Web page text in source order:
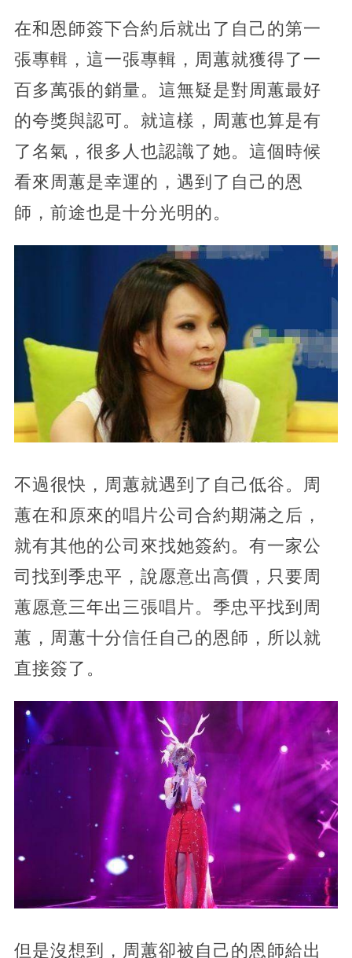
在和恩師簽下合約后就出了自己的第一
張專輯，這一張專輯，周蕙就獲得了一
百多萬張的銷量。這無疑是對周蕙最好
的夸獎與認可。就這樣，周蕙也算是有
了名氣，很多人也認識了她。這個時候
看來周蕙是幸運的，遇到了自己的恩
師，前途也是十分光明的。
不過很快，周蕙就遇到了自己低谷。周
蕙在和原來的唱片公司合約期滿之后，
就有其他的公司來找她簽約。有一家公
司找到季忠平，說愿意出高價，只要周
蕙愿意三年出三張唱片。季忠平找到周
蕙，周蕙十分信任自己的恩師，所以就
直接簽了。
但是沒想到，周蕙卻被自己的恩師給出